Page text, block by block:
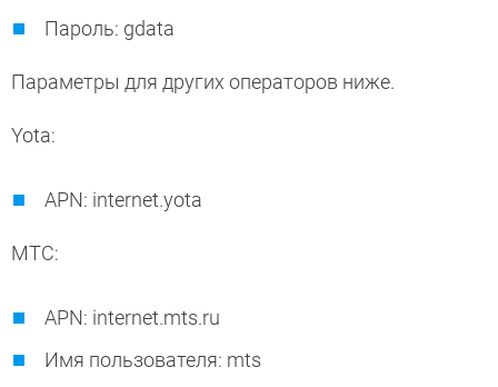
Пароль: gdata
Параметры для других операторов ниже.
Yota:
APN: internet.yota
МТС:
APN: internet.mts.ru
Имя пользователя: mts